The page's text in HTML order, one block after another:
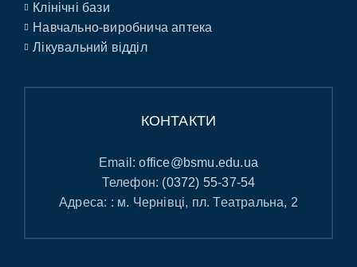
Клінічні бази
Навчально-виробнича аптека
Лікувальний відділ
КОНТАКТИ
Email:office@bsmu.edu.ua
Телефон: (0372) 55-37-54
Адреса: : м. Чернівці, пл. Театральна, 2